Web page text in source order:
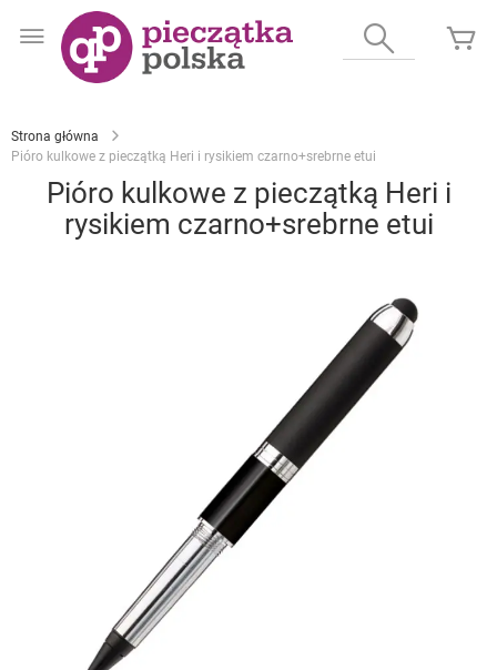
do
Wyszukaj
Strona główna
Pióro kulkowe z pieczątką Heri i rysikiem czarno+srebrne etui
Pióro kulkowe z pieczątką Heri i
rysikiem czarno+srebrne etui